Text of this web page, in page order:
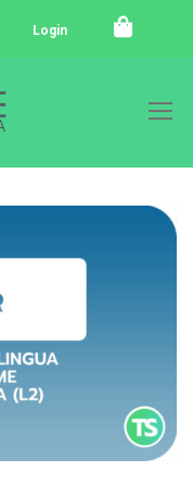
Login